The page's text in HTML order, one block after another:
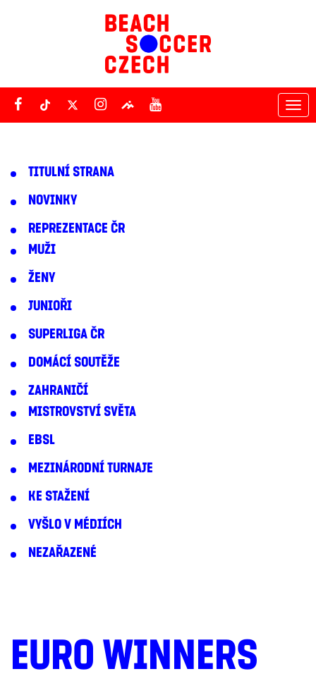
TITULNÍ STRANA
NOVINKY
REPREZENTACE ČR
MUŽI
ŽENY
JUNIOŘI
SUPERLIGA ČR
DOMÁCÍ SOUTĚŽE
ZAHRANIČÍ
MISTROVSTVÍ SVĚTA
EBSL
MEZINÁRODNÍ TURNAJE
KE STAŽENÍ
VYŠLO V MÉDIÍCH
NEZAŘAZENÉ
EURO WINNERS